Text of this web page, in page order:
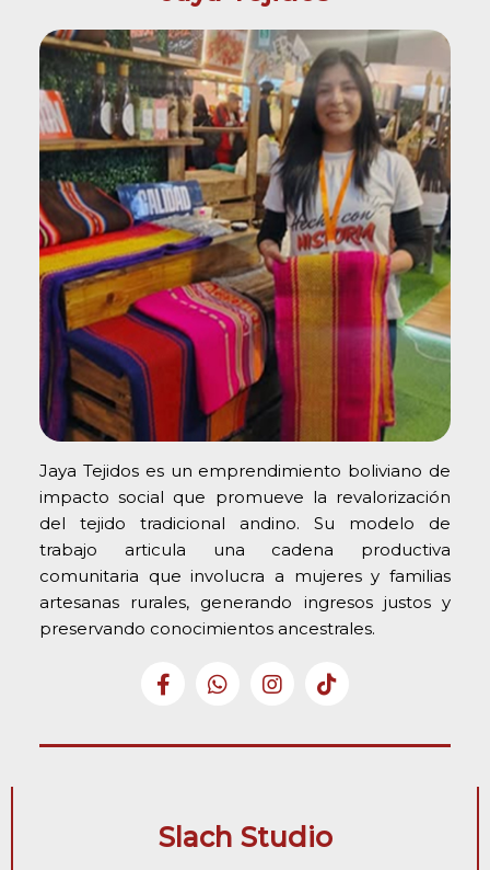
Jaya Tejidos es un emprendimiento boliviano de
impacto social que promueve la revalorización
del tejido tradicional andino. Su modelo de
trabajo articula una cadena productiva
comunitaria que involucra a mujeres y familias
artesanas rurales, generando ingresos justos y
preservando conocimientos ancestrales.
Slach Studio